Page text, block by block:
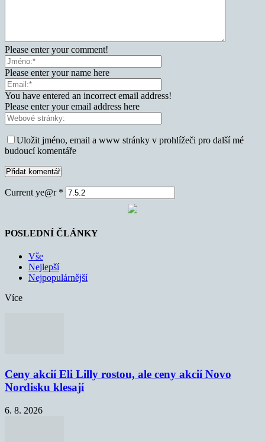
Please enter your comment!
Please enter your name here
You have entered an incorrect email address!
Please enter your email address here
Uložit jméno, email a www stránky v prohlížeči pro další mé
budoucí komentáře
Current ye@r *
POSLEDNÍ ČLÁNKY
Vše
Nejlepší
Nejpopulárnější
Více
Ceny akcií Eli Lilly rostou, ale ceny akcií Novo
Nordisku klesají
6. 8. 2026